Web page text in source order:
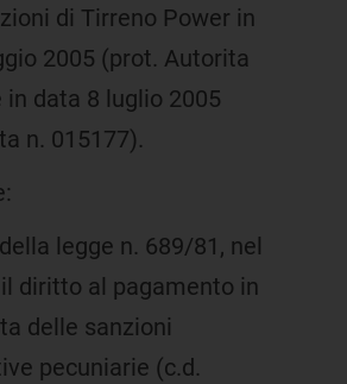
di Tirreno Power in
2005 (prot. Autorita
in data 8 luglio 2005
n. 015177).
legge n. 689/81, nel
diritto al pagamento in
delle sanzioni
pecuniarie (c.d.